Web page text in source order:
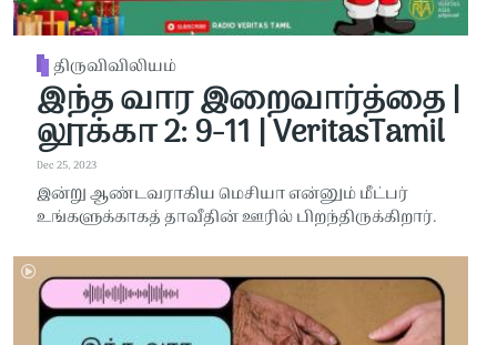
திருவிவிலியம்
இந்த வார இறைவார்த்தை |
லூக்கா 2: 9-11 | VeritasTamil
Dec 25, 2023
இன்று ஆண்டவராகிய மெசியா என்னும் மீட்பர்
உங்களுக்காகத் தாவீதின் ஊரில் பிறந்திருக்கிறார்.